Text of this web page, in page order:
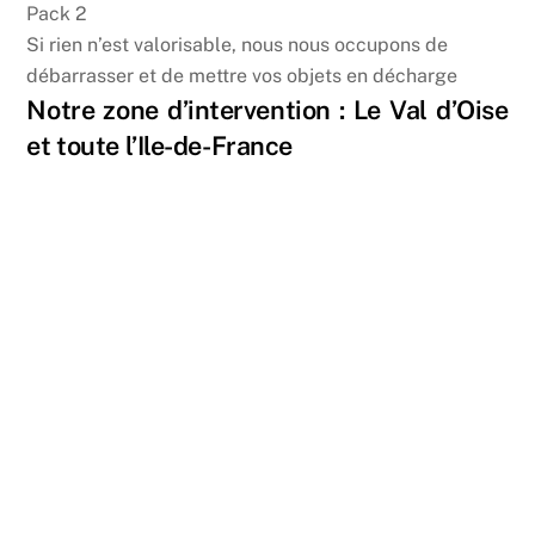
Pack 2
Si rien n’est valorisable, nous nous occupons de
débarrasser et de mettre vos objets en décharge
Notre zone d’intervention : Le Val d’Oise
et toute l’Ile-de-France